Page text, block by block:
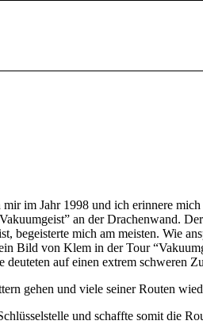
im Jahr 1998 und ich erinnere
an der Drachenwand.
begeisterte mich am meisten. Wie
Bild von Klem in der Tour
deuteten auf einen extrem schweren
gehen und viele seiner Routen
und schaffte somit die